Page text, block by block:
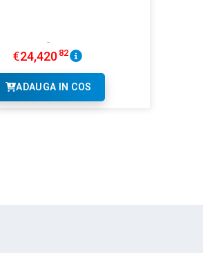
€24,420 82
ADAUGA IN COS